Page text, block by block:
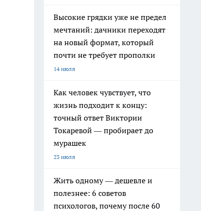
Высокие грядки уже не предел
мечтаний: дачники переходят
на новый формат, который
почти не требует прополки
14 июля
Как человек чувствует, что
жизнь подходит к концу:
точный ответ Виктории
Токаревой — пробирает до
мурашек
23 июля
Жить одному — дешевле и
полезнее: 6 советов
психологов, почему после 60